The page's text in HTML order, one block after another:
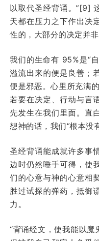
以取代圣经背诵。”[9]
天都在压力之下作出决
性的，大部分的决定并非
我们的生命有 95%是“
溢流出来的便是良善；
便是邪恶。心里所充满
若要在决定、行动与言
先发生在我们里面。直
想神的话，我们“根本没
圣经背诵能成就许多事
边时仍然唾手可得，使
们的心意与神的心意相
胜过试探的弹药，抵御
力。
“背诵经文，使我能以魔